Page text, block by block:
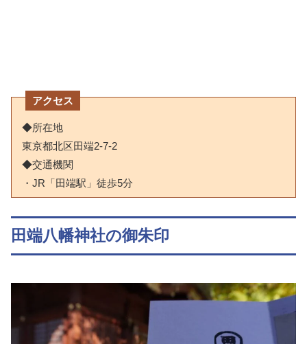
アクセス
◆所在地
東京都北区田端2-7-2
◆交通機関
・JR「田端駅」徒歩5分
田端八幡神社の御朱印